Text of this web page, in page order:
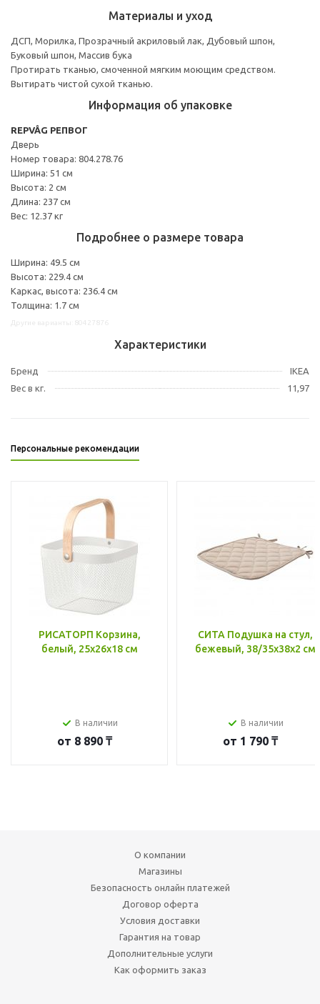
Материалы и уход
ДСП, Морилка, Прозрачный акриловый лак, Дубовый шпон,
Буковый шпон, Массив бука
Протирать тканью, смоченной мягким моющим средством.
Вытирать чистой сухой тканью.
Информация об упаковке
REPVÅG РЕПВОГ
Дверь
Номер товара: 804.278.76
Ширина: 51 см
Высота: 2 см
Длина: 237 см
Вес: 12.37 кг
Подробнее о размере товара
Ширина: 49.5 см
Высота: 229.4 см
Каркас, высота: 236.4 см
Толщина: 1.7 см
Характеристики
Бренд
IKEA
Вес в кг.
11,97
Персональные рекомендации
РИСАТОРП Корзина,
белый, 25x26x18 см
В наличии
от 8 890 ₸
СИТА Подушка на стул,
бежевый, 38/35x38x2 см
В наличии
от 1 790 ₸
О компании
Магазины
Безопасность онлайн платежей
Договор оферта
Условия доставки
Гарантия на товар
Дополнительные услуги
Как оформить заказ